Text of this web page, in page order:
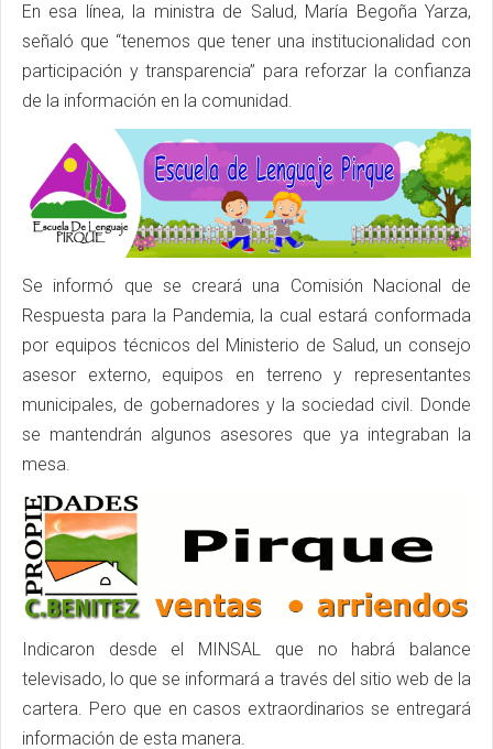
En esa línea, la ministra de Salud, María Begoña Yarza,
señaló que “tenemos que tener una institucionalidad con
participación y transparencia” para reforzar la confianza
de la información en la comunidad.
Se informó que se creará una Comisión Nacional de
Respuesta para la Pandemia, la cual estará conformada
por equipos técnicos del Ministerio de Salud, un consejo
asesor externo, equipos en terreno y representantes
municipales, de gobernadores y la sociedad civil. Donde
se mantendrán algunos asesores que ya integraban la
mesa.
Indicaron desde el MINSAL que no habrá balance
televisado, lo que se informará a través del sitio web de la
cartera. Pero que en casos extraordinarios se entregará
información de esta manera.